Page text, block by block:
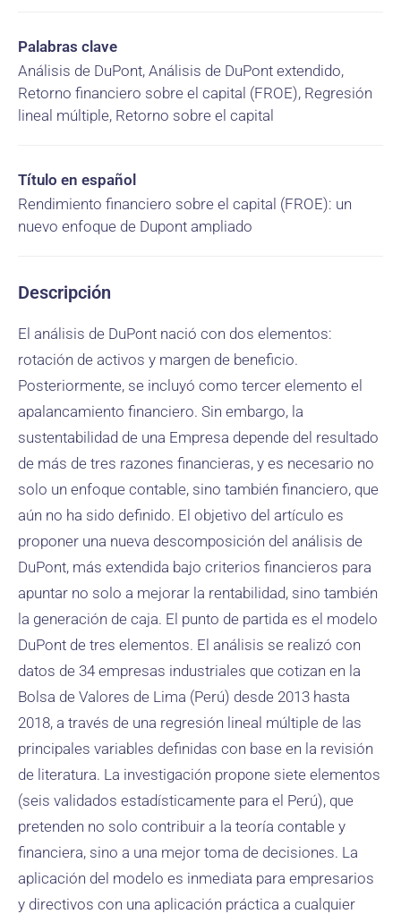
Palabras clave
Análisis de DuPont, Análisis de DuPont extendido,
Retorno financiero sobre el capital (FROE), Regresión
lineal múltiple, Retorno sobre el capital
Título en español
Rendimiento financiero sobre el capital (FROE): un
nuevo enfoque de Dupont ampliado
Descripción
El análisis de DuPont nació con dos elementos:
rotación de activos y margen de beneficio.
Posteriormente, se incluyó como tercer elemento el
apalancamiento financiero. Sin embargo, la
sustentabilidad de una Empresa depende del resultado
de más de tres razones financieras, y es necesario no
solo un enfoque contable, sino también financiero, que
aún no ha sido definido. El objetivo del artículo es
proponer una nueva descomposición del análisis de
DuPont, más extendida bajo criterios financieros para
apuntar no solo a mejorar la rentabilidad, sino también
la generación de caja. El punto de partida es el modelo
DuPont de tres elementos. El análisis se realizó con
datos de 34 empresas industriales que cotizan en la
Bolsa de Valores de Lima (Perú) desde 2013 hasta
2018, a través de una regresión lineal múltiple de las
principales variables definidas con base en la revisión
de literatura. La investigación propone siete elementos
(seis validados estadísticamente para el Perú), que
pretenden no solo contribuir a la teoría contable y
financiera, sino a una mejor toma de decisiones. La
aplicación del modelo es inmediata para empresarios
y directivos con una aplicación práctica a cualquier